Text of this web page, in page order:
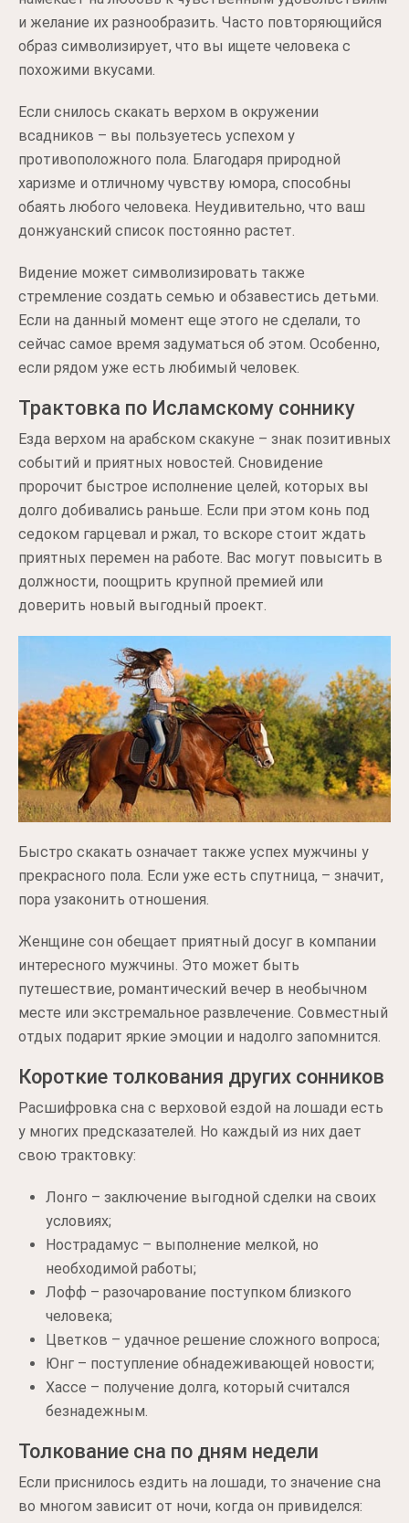
и желание их разнообразить. Часто повторяющийся
образ символизирует, что вы ищете человека с
похожими вкусами.
Если снилось скакать верхом в окружении
всадников – вы пользуетесь успехом у
противоположного пола. Благодаря природной
харизме и отличному чувству юмора, способны
обаять любого человека. Неудивительно, что ваш
донжуанский список постоянно растет.
Видение может символизировать также
стремление создать семью и обзавестись детьми.
Если на данный момент еще этого не сделали, то
сейчас самое время задуматься об этом. Особенно,
если рядом уже есть любимый человек.
Трактовка по Исламскому соннику
Езда верхом на арабском скакуне – знак позитивных
событий и приятных новостей. Сновидение
пророчит быстрое исполнение целей, которых вы
долго добивались раньше. Если при этом конь под
седоком гарцевал и ржал, то вскоре стоит ждать
приятных перемен на работе. Вас могут повысить в
должности, поощрить крупной премией или
доверить новый выгодный проект.
Быстро скакать означает также успех мужчины у
прекрасного пола. Если уже есть спутница, – значит,
пора узаконить отношения.
Женщине сон обещает приятный досуг в компании
интересного мужчины. Это может быть
путешествие, романтический вечер в необычном
месте или экстремальное развлечение. Совместный
отдых подарит яркие эмоции и надолго запомнится.
Короткие толкования других сонников
Расшифровка сна с верховой ездой на лошади есть
у многих предсказателей. Но каждый из них дает
свою трактовку:
Лонго – заключение выгодной сделки на своих
условиях;
Нострадамус – выполнение мелкой, но
необходимой работы;
Лофф – разочарование поступком близкого
человека;
Цветков – удачное решение сложного вопроса;
Юнг – поступление обнадеживающей новости;
Хассе – получение долга, который считался
безнадежным.
Толкование сна по дням недели
Если приснилось ездить на лошади, то значение сна
во многом зависит от ночи, когда он привиделся: